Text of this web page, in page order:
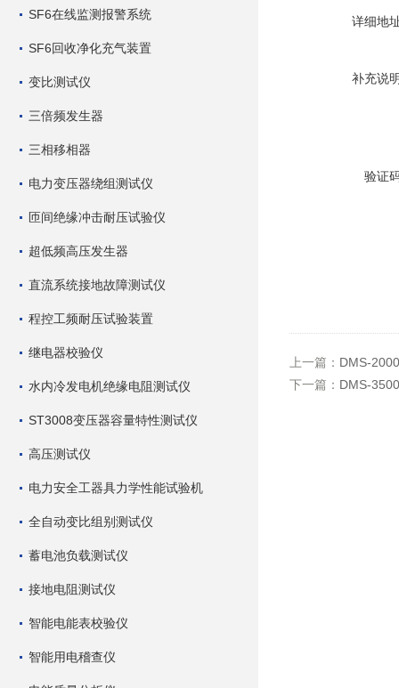
SF6在线监测报警系统
SF6回收净化充气装置
变比测试仪
三倍频发生器
三相移相器
电力变压器绕组测试仪
匝间绝缘冲击耐压试验仪
超低频高压发生器
直流系统接地故障测试仪
程控工频耐压试验装置
继电器校验仪
水内冷发电机绝缘电阻测试仪
ST3008变压器容量特性测试仪
高压测试仪
电力安全工器具力学性能试验机
全自动变比组别测试仪
蓄电池负载测试仪
接地电阻测试仪
智能电能表校验仪
智能用电稽查仪
详细地
补充说
验证
上一篇： DMS-
下一篇： DMS-